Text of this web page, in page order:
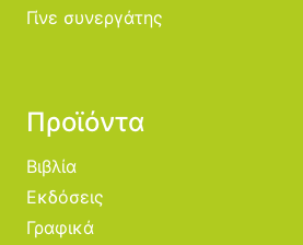
Γίνε συνεργάτης
Προϊόντα
Βιβλία
Εκδόσεις
Γραφικά